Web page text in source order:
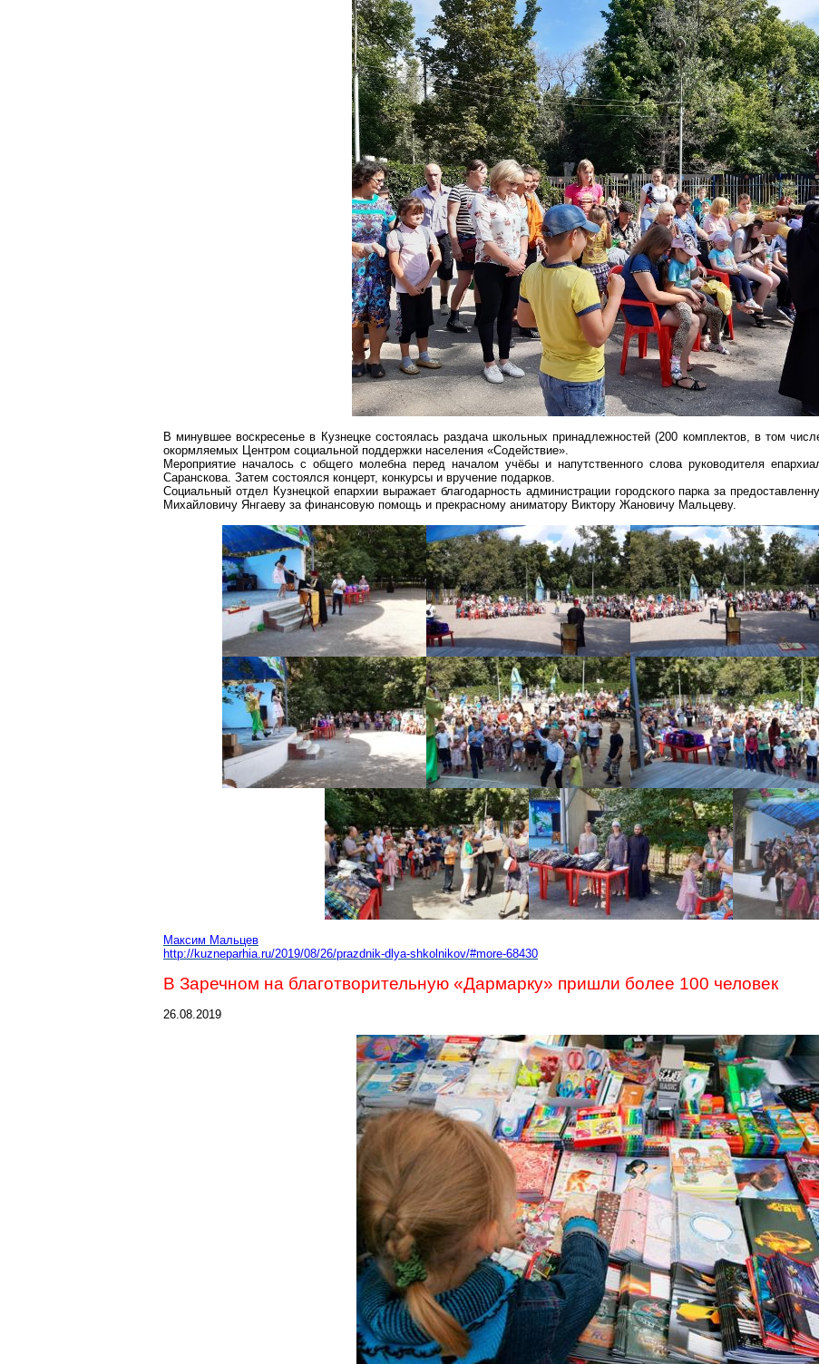
В минувшее воскресенье в Кузнецке состоялась раздача школьных принадлежностей (200 комплектов, в том
окормляемых Центром социальной поддержки населения «Содействие».
Мероприятие началось с общего молебна перед началом учёбы и напутственного слова руководителя
Саранскова. Затем состоялся концерт, конкурсы и вручение подарков.
Социальный отдел Кузнецкой епархии выражает благодарность администрации городского парка за
Михайловичу Янгаеву за финансовую помощь и прекрасному аниматору Виктору Жановичу Мальцеву.
Максим Мальцев
http://kuzneparhia.ru/2019/08/26/prazdnik-dlya-shkolnikov/#more-68430
В Заречном на благотворительную «Дармарку» пришли более 100 человек
26.08.2019